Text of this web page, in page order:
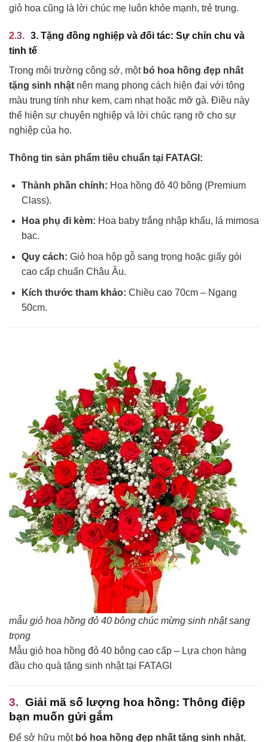
giỏ hoa cũng là lời chúc mẹ luôn khỏe mạnh, trẻ trung.
3. Tặng đồng nghiệp và đối tác: Sự chỉn chu và
tinh tế
Trong môi trường công sở, một bó hoa hồng đẹp nhất
tặng sinh nhật nên mang phong cách hiện đại với tông
màu trung tính như kem, cam nhạt hoặc mỡ gà. Điều này
thể hiện sự chuyên nghiệp và lời chúc rạng rỡ cho sự
nghiệp của họ.
Thông tin sản phẩm tiêu chuẩn tại FATAGI:
Thành phần chính: Hoa hồng đỏ 40 bông (Premium
Class).
Hoa phụ đi kèm: Hoa baby trắng nhập khẩu, lá mimosa
bạc.
Quy cách: Giỏ hoa hộp gỗ sang trọng hoặc giấy gói
cao cấp chuẩn Châu Âu.
Kích thước tham khảo: Chiều cao 70cm – Ngang
50cm.
mẫu giỏ hoa hồng đỏ 40 bông chúc mừng sinh nhật sang
trọng
Mẫu giỏ hoa hồng đỏ 40 bông cao cấp – Lựa chọn hàng
đầu cho quà tặng sinh nhật tại FATAGI
Giải mã số lượng hoa hồng: Thông điệp
bạn muốn gửi gắm
Để sở hữu một bó hoa hồng đẹp nhất tặng sinh nhật,